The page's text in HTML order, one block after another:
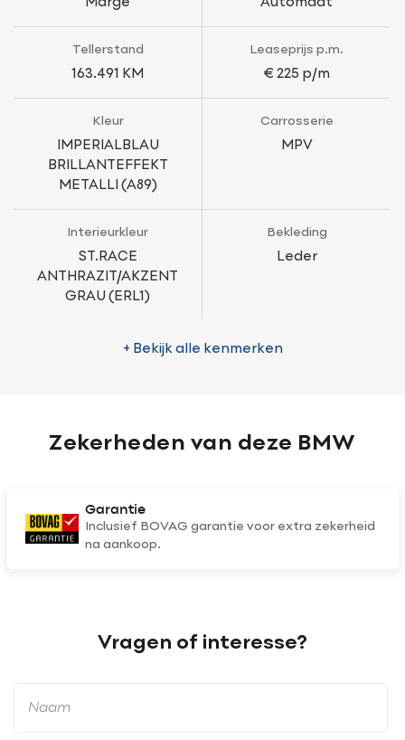
Tellerstand
163.491 KM
Leaseprijs p.m.
€ 225 p/m
Kleur
IMPERIALBLAU
BRILLANTEFFEKT
METALLI (A89)
Carrosserie
MPV
Interieurkleur
ST.RACE
ANTHRAZIT/AKZENT
GRAU (ERL1)
Bekleding
Leder
+ Bekijk alle kenmerken
Zekerheden van deze BMW
Garantie
Inclusief BOVAG garantie voor extra zekerheid
na aankoop.
Vragen of interesse?